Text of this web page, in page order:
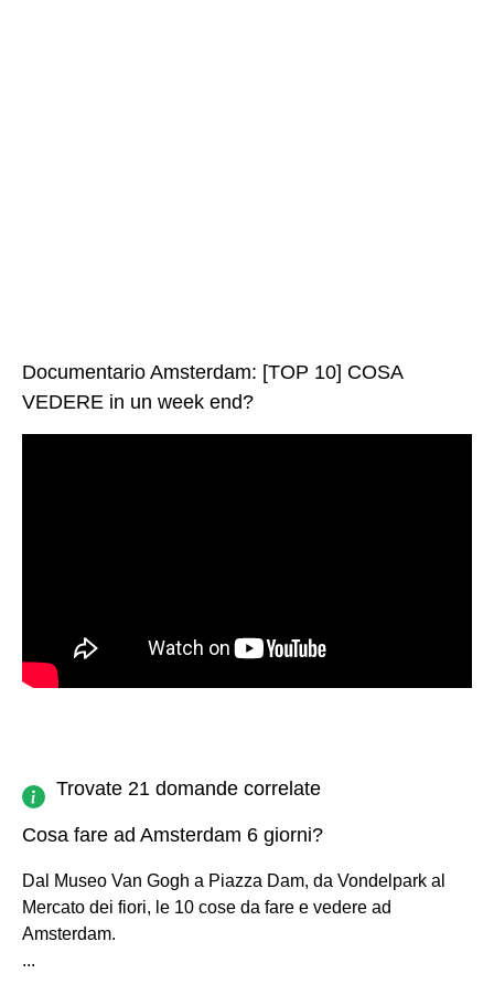
Documentario Amsterdam: [TOP 10] COSA
VEDERE in un week end?
Trovate 21 domande correlate
Cosa fare ad Amsterdam 6 giorni?
Dal Museo Van Gogh a Piazza Dam, da Vondelpark al
Mercato dei fiori, le 10 cose da fare e vedere ad
Amsterdam.
...